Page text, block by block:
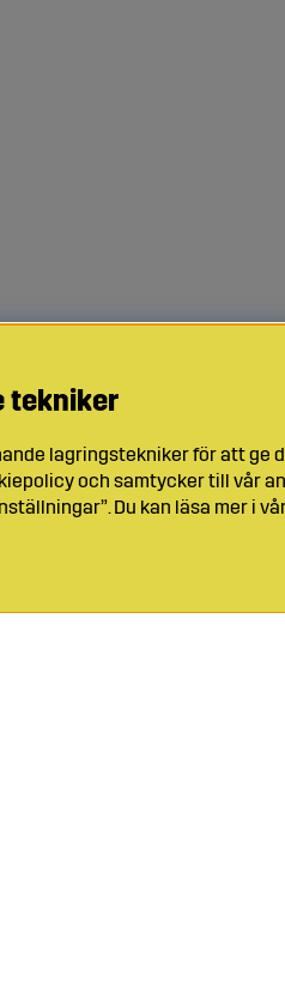
tekniker
lagringstekniker för att ge
och samtycker till vår
Du kan läsa mer i